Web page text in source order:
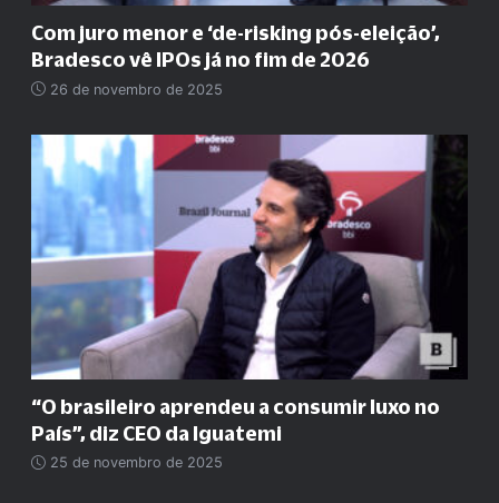
Com juro menor e ‘de-risking pós-eleição’,
Bradesco vê IPOs já no fim de 2026
26 de novembro de 2025
“O brasileiro aprendeu a consumir luxo no
País”, diz CEO da Iguatemi
25 de novembro de 2025